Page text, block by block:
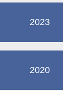
2023
2020